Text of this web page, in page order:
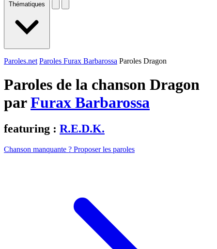
Thématiques
Paroles.net Paroles Furax Barbarossa Paroles Dragon
Paroles de la chanson Dragon
parFurax Barbarossa
featuring : R.E.D.K.
Chanson manquante ? Proposer les paroles